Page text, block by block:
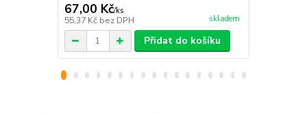
67,00 Kč/ks
55,37 Kč bez DPH skladem
Přidat do košíku